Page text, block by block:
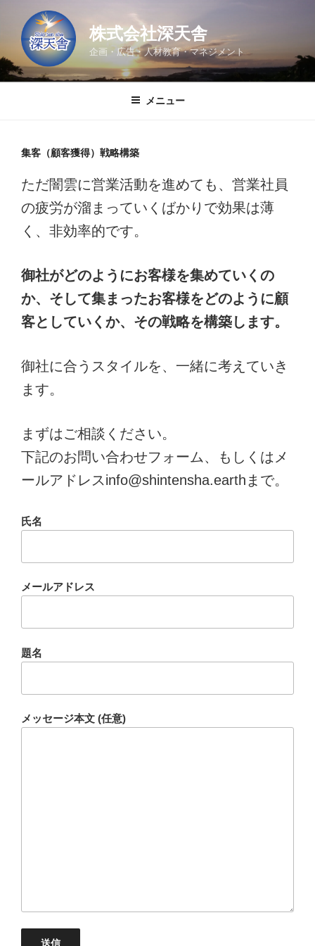
ン
ツ
株式会社深天舎
企画・広告・人材教育・マネジメント
メニュー
集客（顧客獲得）戦略構築
ただ闇雲に営業活動を進めても、営業社員
の疲労が溜まっていくばかりで効果は薄
く、非効率的です。
御社がどのようにお客様を集めていくの
か、そして集まったお客様をどのように顧
客としていくか、その戦略を構築します。
御社に合うスタイルを、一緒に考えていき
ます。
まずはご相談ください。
下記のお問い合わせフォーム、もしくはメ
ールアドレスinfo@shintensha.earthまで。
氏名
メールアドレス
題名
メッセージ本文 (任意)